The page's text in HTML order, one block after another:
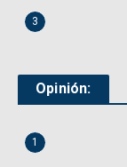
3
Opinión:
1